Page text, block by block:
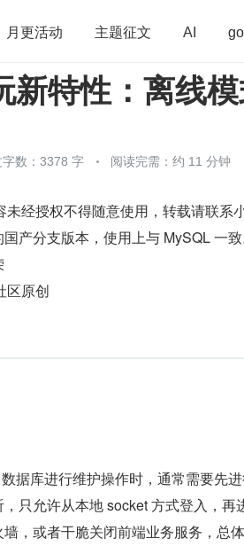
月更活动 主题征文 AI
算法 学习方法
新特性：离线
字数：3378 字 阅读完需：约 11 分钟
经授权不得随意使用，转载请联系
产分支版本，使用上与 MySQL 一致
区原创
据库进行维护操作时，通常需要先
只允许从本地 socket 方式登入，再
，或者干脆关闭前端业务服务，总体